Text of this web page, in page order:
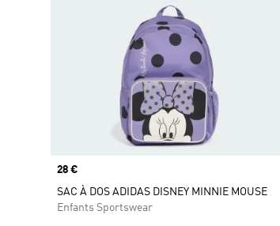
Prix
28 €
SAC À DOS ADIDAS DISNEY MINNIE MOUSE
Enfants Sportswear